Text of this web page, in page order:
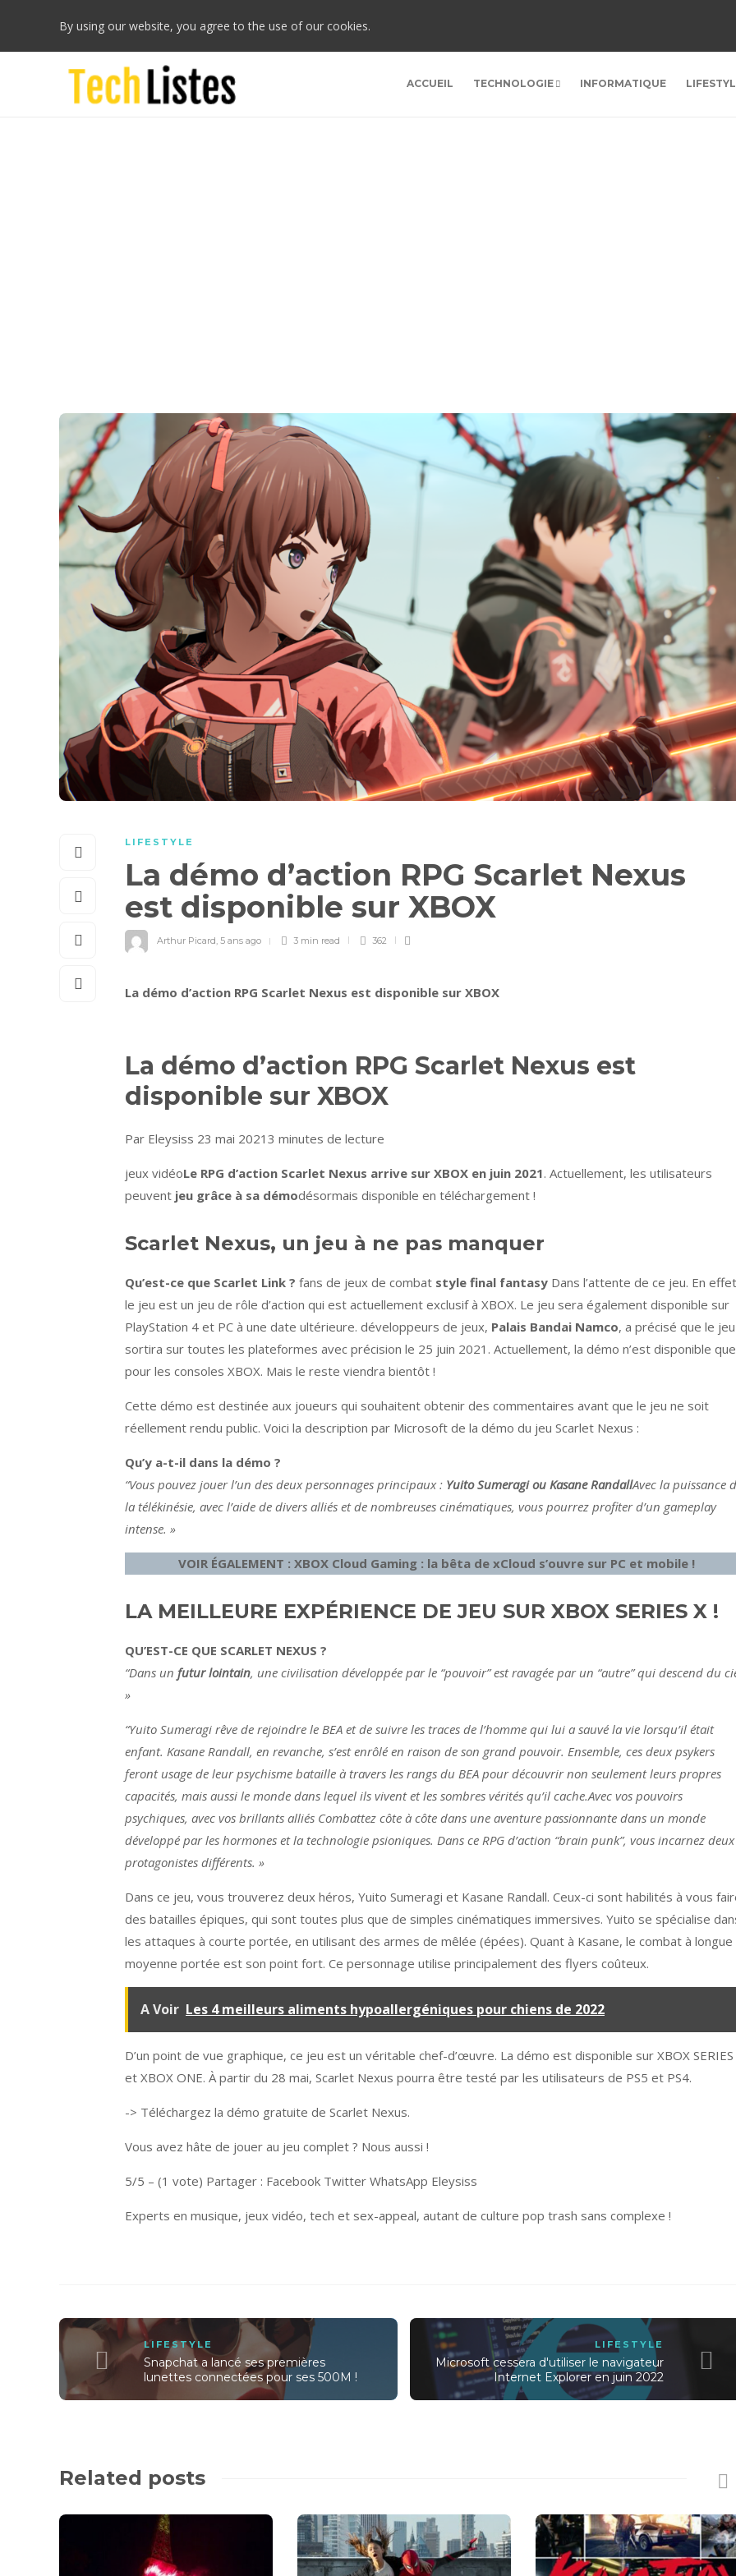
By using our website, you agree to the use of our cookies.
ACCUEIL TECHNOLOGIE INFORMATIQUE
LIFESTYLE
La démo d’action RPG Scarlet Nexus
est disponible sur XBOX
Arthur Picard, 5 ans ago 3 min read 362
La démo d’action RPG Scarlet Nexus est disponible sur XBOX
La démo d’action RPG Scarlet Nexus est
disponible sur XBOX
Par Eleysiss 23 mai 2021 3 minutes de lecture
jeux vidéoLe RPG d’action Scarlet Nexus arrive sur XBOX en juin 2021. Actuellement, les utilisateurs
peuvent jeu grâce à sa démodésormais disponible en téléchargement !
Scarlet Nexus, un jeu à ne pas manquer
Qu’est-ce que Scarlet Link ? fans de jeux de combat style final fantasy Dans l’attente de ce jeu. En
le jeu est un jeu de rôle d’action qui est actuellement exclusif à XBOX. Le jeu sera également disponible sur
PlayStation 4 et PC à une date ultérieure. développeurs de jeux, Palais Bandai Namco, a précisé que le jeu
sortira sur toutes les plateformes avec précision le 25 juin 2021. Actuellement, la démo n’est disponible que
pour les consoles XBOX. Mais le reste viendra bientôt !
Cette démo est destinée aux joueurs qui souhaitent obtenir des commentaires avant que le jeu ne soit
réellement rendu public. Voici la description par Microsoft de la démo du jeu Scarlet Nexus :
Qu’y a-t-il dans la démo ?
“Vous pouvez jouer l’un des deux personnages principaux : Yuito Sumeragi ou Kasane RandallAvec la puissance
la télékinésie, avec l’aide de divers alliés et de nombreuses cinématiques, vous pourrez profiter d’un gameplay
intense. »
VOIR ÉGALEMENT : XBOX Cloud Gaming : la bêta de xCloud s’ouvre sur PC et mobile !
LA MEILLEURE EXPÉRIENCE DE JEU SUR XBOX SERIES X !
QU’EST-CE QUE SCARLET NEXUS ?
“Dans un futur lointain, une civilisation développée par le “pouvoir” est ravagée par un “autre” qui descend du
»
“Yuito Sumeragi rêve de rejoindre le BEA et de suivre les traces de l’homme qui lui a sauvé la vie lorsqu’il était
enfant. Kasane Randall, en revanche, s’est enrôlé en raison de son grand pouvoir. Ensemble, ces deux psykers
feront usage de leur psychisme bataille à travers les rangs du BEA pour découvrir non seulement leurs propres
capacités, mais aussi le monde dans lequel ils vivent et les sombres vérités qu’il cache.Avec vos pouvoirs
psychiques, avec vos brillants alliés Combattez côte à côte dans une aventure passionnante dans un monde
développé par les hormones et la technologie psioniques. Dans ce RPG d’action “brain punk”, vous incarnez deux
protagonistes différents. »
Dans ce jeu, vous trouverez deux héros, Yuito Sumeragi et Kasane Randall. Ceux-ci sont habilités à vous
des batailles épiques, qui sont toutes plus que de simples cinématiques immersives. Yuito se spécialise
les attaques à courte portée, en utilisant des armes de mêlée (épées). Quant à Kasane, le combat à
moyenne portée est son point fort. Ce personnage utilise principalement des flyers coûteux.
A Voir Les 4 meilleurs aliments hypoallergéniques pour chiens de 2022
D’un point de vue graphique, ce jeu est un véritable chef-d’œuvre. La démo est disponible sur XBOX SERIES
et XBOX ONE. À partir du 28 mai, Scarlet Nexus pourra être testé par les utilisateurs de PS5 et PS4.
-> Téléchargez la démo gratuite de Scarlet Nexus.
Vous avez hâte de jouer au jeu complet ? Nous aussi !
5/5 – (1 vote) Partager : Facebook Twitter WhatsApp Eleysiss
Experts en musique, jeux vidéo, tech et sex-appeal, autant de culture pop trash sans complexe !
LIFESTYLE
Snapchat a lancé ses premières
lunettes connectées pour ses 500M !
LIFESTYLE
Microsoft cessera d'utiliser le navigateur
Internet Explorer en juin 2022
Related posts